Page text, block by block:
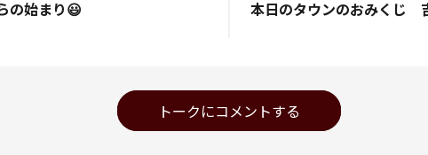
の始まり😃
トークにコメントする